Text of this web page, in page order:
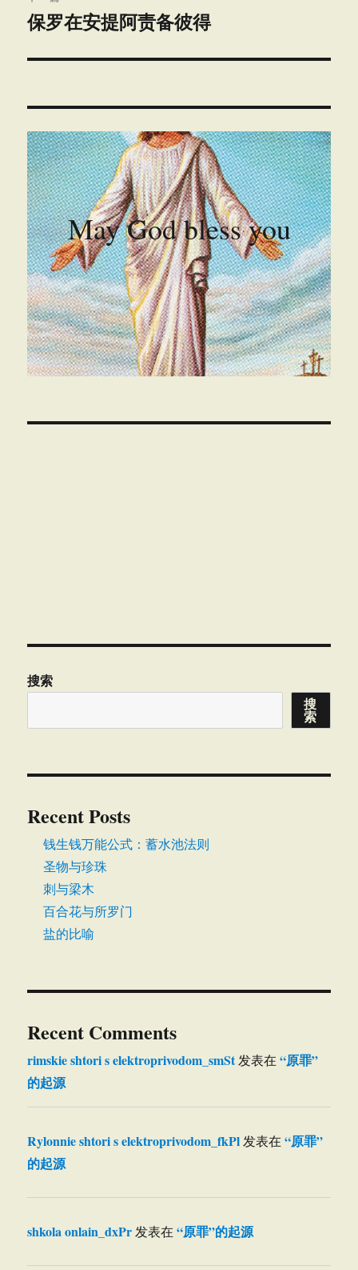
下
文
保罗在安提阿责备彼得
May God bless you
搜索
搜
索
Recent Posts
钱生钱万能公式：蓄水池法则
圣物与珍珠
刺与梁木
百合花与所罗门
盐的比喻
Recent Comments
rimskie shtori s elektroprivodom_smSt发表在“原罪”
的起源
Rylonnie shtori s elektroprivodom_fkPl 发表在“原罪”
的起源
shkola onlain_dxPr 发表在“原罪”的起源